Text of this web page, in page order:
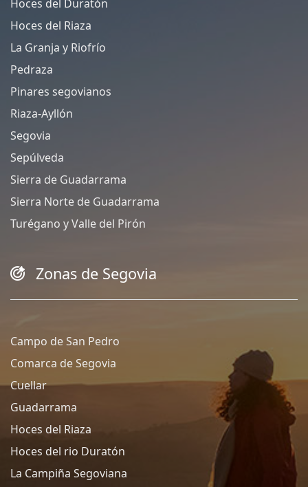
Hoces del Duratón
Hoces del Riaza
La Granja y Riofrío
Pedraza
Pinares segovianos
Riaza-Ayllón
Segovia
Sepúlveda
Sierra de Guadarrama
Sierra Norte de Guadarrama
Turégano y Valle del Pirón
Zonas de Segovia
Campo de San Pedro
Comarca de Segovia
Cuellar
Guadarrama
Hoces del Riaza
Hoces del rio Duratón
La Campiña Segoviana